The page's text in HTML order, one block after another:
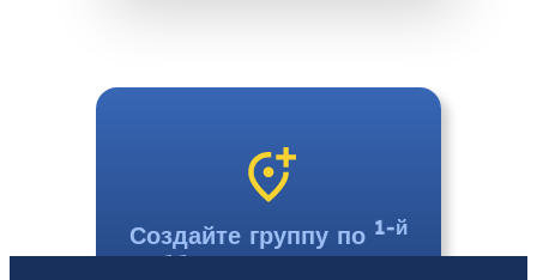
Создайте группу по 1-й
субботе месяца рядом